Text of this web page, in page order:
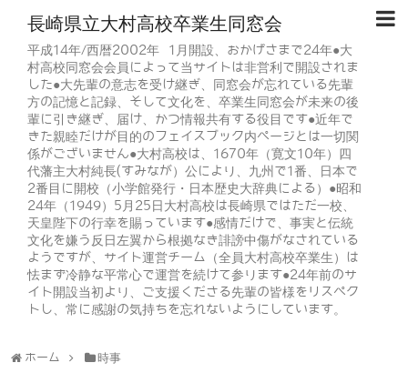
長崎県立大村高校卒業生同窓会
平成14年/西暦2002年 1月開設、おかげさまで24年●大
村高校同窓会会員によって当サイトは非営利で開設されま
した●大先輩の意志を受け継ぎ、同窓会が忘れている先輩
方の記憶と記録、そして文化を、卒業生同窓会が未来の後
輩に引き継ぎ、届け、かつ情報共有する役目です●近年で
きた親睦だけが目的のフェイスブック内ページとは一切関
係がございません●大村高校は、1670年（寛文10年）四
代藩主大村純長(すみなが）公により、九州で1番、日本で
2番目に開校（小学館発行・日本歴史大辞典による）●昭和
24年（1949）5月25日大村高校は長崎県ではただ一校、
天皇陛下の行幸を賜っています●感情だけで、事実と伝統
文化を嫌う反日左翼から根拠なき誹謗中傷がなされている
ようですが、サイト運営チーム（全員大村高校卒業生）は
怯まず冷静な平常心で運営を続けて参ります●24年前のサ
イト開設当初より、ご支援くださる先輩の皆様をリスペク
トし、常に感謝の気持ちを忘れないようにしています。
ホーム 時事